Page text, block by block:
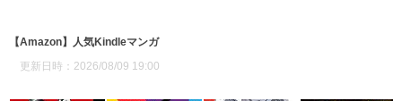
【Amazon】人気Kindleマンガ
更新日時：2026/08/09 19:00